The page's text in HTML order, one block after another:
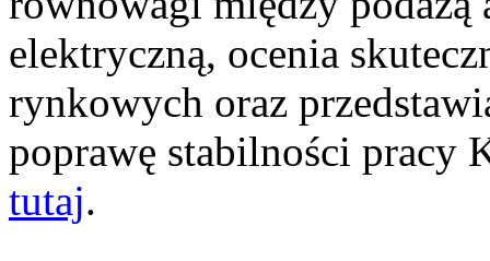
elektryczną, ocenia
rynkowych oraz
poprawę stabilności pracy
tutaj.